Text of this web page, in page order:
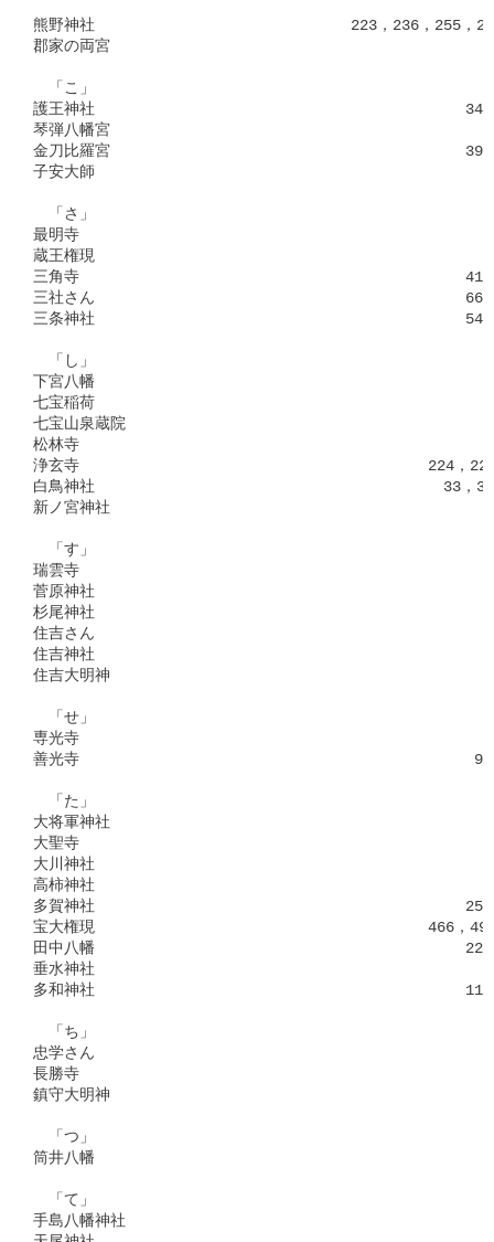
熊野神社　　　　　　　　　　　　　　　　 223，236，255，
郡家の両宮　　　　　　　　　　　　　　　　　　　　　　　　
「こ」
護王神社　　　　　　　　　　　　　　　　　　　　　　　　
琴弾八幡宮　　　　　　　　　　　　　　　　　　　　　　　　
金刀比羅宮　　　　　　　　　　　　　　　　　　　　　　　
子安大師　　　　　　　　　　　　　　　　　　　　　　　　　
「さ」
最明寺　　　　　　　　　　　　　　　　　　　　　　　　　　
蔵王権現　　　　　　　　　　　　　　　　　　　　　　　　　
三角寺　　　　　　　　　　　　　　　　　　　　　　　　　
三社さん　　　　　　　　　　　　　　　　　　　　　　　　
三条神社　　　　　　　　　　　　　　　　　　　　　　　　
「し」
下宮八幡　　　　　　　　　　　　　　　　　　　　　　　　　
七宝稲荷　　　　　　　　　　　　　　　　　　　　　　　　　
七宝山泉蔵院　　　　　　　　　　　　　　　　　　　　　　　
松林寺　　　　　　　　　　　　　　　　　　　　　　　　　　
浄玄寺　　　　　　　　　　　　　　　　　　　　　　 224，
白鳥神社　　　　　　　　　　　　　　　　　　　　　　 33，
新ノ宮神社　　　　　　　　　　　　　　　　　　　　　　　　
「す」
瑞雲寺　　　　　　　　　　　　　　　　　　　　　　　　　　
菅原神社　　　　　　　　　　　　　　　　　　　　　　　　　
杉尾神社　　　　　　　　　　　　　　　　　　　　　　　　　
住吉さん　　　　　　　　　　　　　　　　　　　　　　　　　
住吉神社　　　　　　　　　　　　　　　　　　　　　　　　　
住吉大明神　　　　　　　　　　　　　　　　　　　　　　　　
「せ」
専光寺　　　　　　　　　　　　　　　　　　　　　　　　　　
善光寺　　　　　　　　　　　　　　　　　　　　　　　　　
「た」
大将軍神社　　　　　　　　　　　　　　　　　　　　　　　　
大聖寺　　　　　　　　　　　　　　　　　　　　　　　　　　
大川神社　　　　　　　　　　　　　　　　　　　　　　　　　
高柿神社　　　　　　　　　　　　　　　　　　　　　　　　　
多賀神社　　　　　　　　　　　　　　　　　　　　　　　　
宝大権現　　　　　　　　　　　　　　　　　　　　　 466，
田中八幡　　　　　　　　　　　　　　　　　　　　　　　　
垂水神社　　　　　　　　　　　　　　　　　　　　　　　　　
多和神社　　　　　　　　　　　　　　　　　　　　　　　　
「ち」
忠学さん　　　　　　　　　　　　　　　　　　　　　　　　　
長勝寺　　　　　　　　　　　　　　　　　　　　　　　　　　
鎮守大明神　　　　　　　　　　　　　　　　　　　　　　　　
「つ」
筒井八幡　　　　　　　　　　　　　　　　　　　　　　　　　
「て」
手島八幡神社　　　　　　　　　　　　　　　　　　　　　　　